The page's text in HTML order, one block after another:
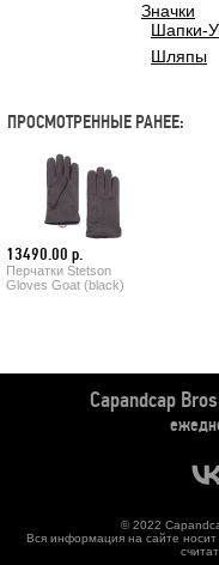
Значки
Шапки-
Шляпы
ПРОСМОТРЕННЫЕ РАНЕЕ:
13490.00 р.
Перчатки Stetson
Gloves Goat (black)
Capandcap
© 2022
Вся информация на сайте